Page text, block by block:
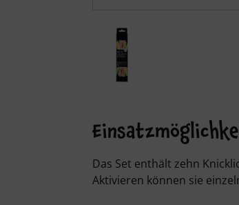
Das Set enthält zehn
Aktivieren können sie